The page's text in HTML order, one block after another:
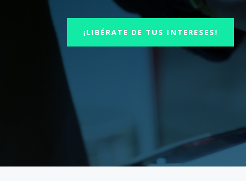
¡LIBÉRATE DE TUS INTERESES!